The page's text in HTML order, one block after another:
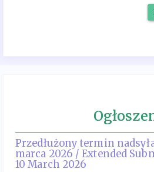
Przedłużony termin
marca 2026 / Extended
10 March 2026